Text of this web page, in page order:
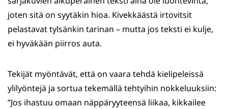
joten sitä on syytäkin hioa. Kivekkäästä irtovitsit
pelastavat tylsänkin tarinan – mutta jos teksti ei kulje,
ei hyväkään piirros auta.
Tekijät myöntävät, että on vaara tehdä kielipeleissä
ylilyöntejä ja sortua tekemällä tehtyihin nokkeluuksiin:
”Jos ihastuu omaan näppäryyteensä liikaa, kikkailee